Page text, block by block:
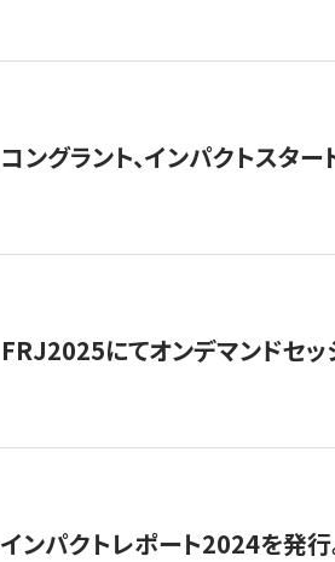
コングラント、インパクトスタ
FRJ2025にてオンデマンドセッ
インパクトレポート2024を発